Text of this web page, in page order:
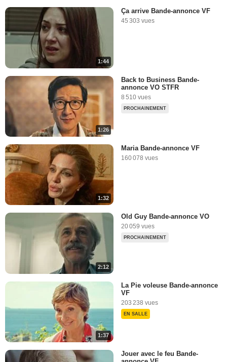
1:44
Ça arrive Bande-annonce VF
45 303 vues
1:26
Back to Business Bande-
annonce VO STFR
8 510 vues
PROCHAINEMENT
1:32
Maria Bande-annonce VF
160 078 vues
2:12
Old Guy Bande-annonce VO
20 059 vues
PROCHAINEMENT
1:37
La Pie voleuse Bande-annonce
VF
203 238 vues
EN SALLE
Jouer avec le feu Bande-